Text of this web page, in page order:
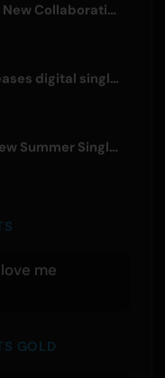
FRUITS ZIPPER Release New Collaboration Song '1,2,3,FOOOOUR'
Kawanishi Natsuki releases digital single 'Sayonara wa Ichiban Kirei na Atashi de'
KOMOREBI Releases New Summer Single 'Letsu Natsu'
me
GOLD